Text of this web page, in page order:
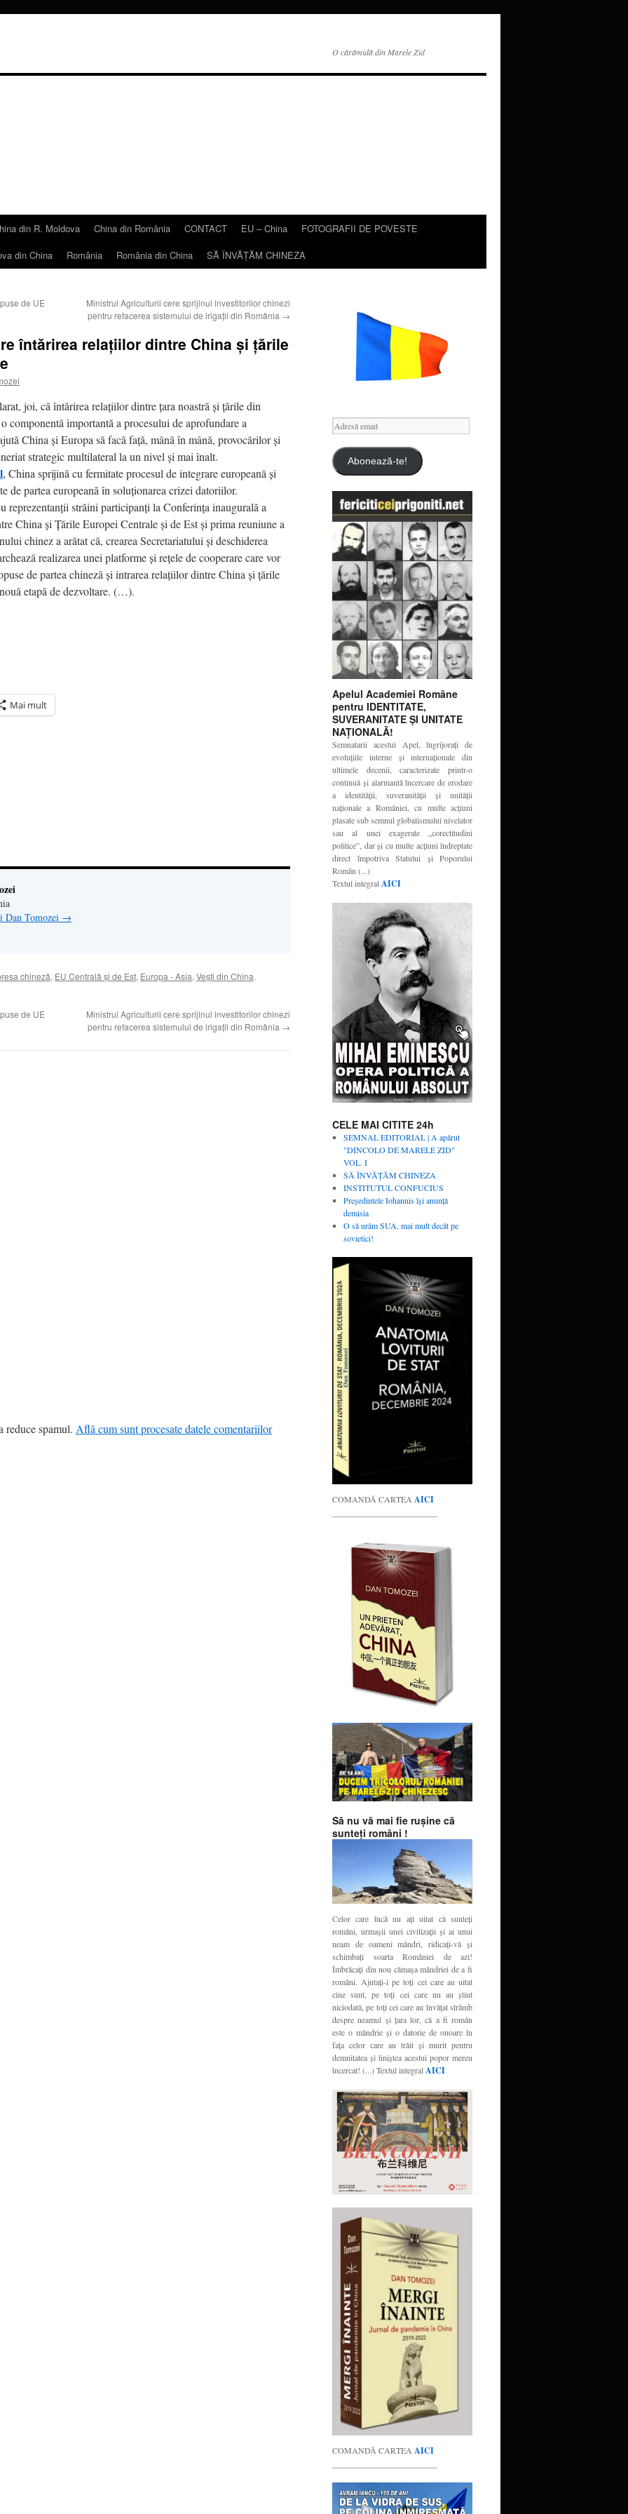
O cărămidă din Marele Zid
din R. Moldova China din România CONTACT EU – China
FOTOGRAFII DE POVESTE
din China România România din China SĂ ÎNVĂŢĂM CHINEZA
de UE
Ministrul Agriculturii cere sprijinul investitorilor chinezi
pentru refacerea sistemului de irigaţii din România →
întărirea relaţiilor dintre China şi ţările
joi, că întărirea relaţiilor dintre ţara noastră şi ţările din
componentă importantă a procesului de aprofundare a
China şi Europa să facă faţă, mână în mână, provocărilor şi
strategic multilateral la un nivel şi mai înalt.
, China sprijină cu fermitate procesul de integrare europeană şi
de partea europeană în soluţionarea crizei datoriilor.
reprezentanţii străini participanţi la Conferinţa inaugurală a
China şi Ţările Europei Centrale şi de Est şi prima reuniune a
chinez a arătat că, crearea Secretariatului şi deschiderea
realizarea unei platforme şi reţele de cooperare care vor
de partea chineză şi intrarea relaţiilor dintre China şi ţările
etapă de dezvoltare. (…).
Mai mult
Dan Tomozei →
chineză, EU Centrală şi de Est, Europa - Asia, Veşti din China.
de UE
Ministrul Agriculturii cere sprijinul investitorilor chinezi
pentru refacerea sistemului de irigaţii din România →
reduce spamul. Află cum sunt procesate datele comentariilor
Adresă
email
Abonează-te!
Apelul Academiei Române
pentru IDENTITATE,
SUVERANITATE ŞI UNITATE
NAŢIONALĂ!
Semnatarii acestui Apel, îngrijoraţi de
evoluţiile interne şi internaţionale din
ultimele decenii, caracterizate printr-o
continuă şi alarmantă încercare de erodare
a identităţii, suveranităţii şi unităţii
naţionale a României, cu multe acţiuni
plasate sub semnul globalismului nivelator
sau al unei exagerate „corectitudini
politice”, dar şi cu multe acţiuni îndreptate
direct împotriva Statului şi Poporului
Român (...)
Textul integralAICI
CELE MAI CITITE 24h
SEMNAL EDITORIAL | A apărut
"DINCOLO DE MARELE ZID"
VOL. I
SĂ ÎNVĂŢĂM CHINEZA
INSTITUTUL CONFUCIUS
Președintele Iohannis își anunță
demisia
O să urâm SUA, mai mult decât pe
sovietici!
COMANDĂ CARTEA AICI
Să nu vă mai fie ruşine că
sunteţi români !
Celor care încă nu aţi uitat că sunteţi
români, urmaşii unei civilizaţii şi ai unui
neam de oameni mândri, ridicaţi-vă şi
schimbaţi soarta României de azi!
Îmbrăcaţi din nou cămaşa mândriei de a fi
români. Ajutaţi-i pe toţi cei care au uitat
cine sunt, pe toţi cei care nu au ştiut
niciodată, pe toţi cei care au învăţat strâmb
despre neamul şi ţara lor, că a fi român
este o mândrie şi o datorie de onoare în
faţa celor care au trăit şi murit pentru
demnitatea şi liniştea acestui popor mereu
încercat! (...) Textul integralAICI
COMANDĂ CARTEA AICI